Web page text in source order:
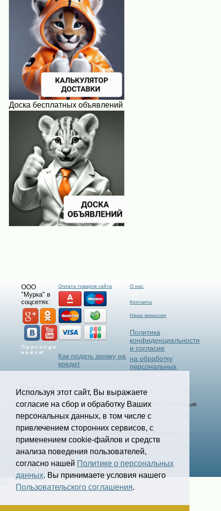
Используя этот сайт, Вы выражаете
согласие на сбор и обработку Ваших
персональных данных, в том числе с
привлечением сторонних сервисов, с
применением cookie-файлов и средств
анализа поведения пользователей,
согласно нашей Политике о персональных
данных. Вы принимаете условия нашего
Пользовательского соглашения.
Доска бесплатных объявлений
ООО
"Мурка" в
соцсетях:
П р и с о е д и
н я й с я!
Оплата товаров сайта
Как подать заявку на
кредит
О нас
Контакты
Наши вакансии
Политика
конфиденциальности
и согласие
на обработку
персональных
2432
Страница
8321
Select Language▼
Станки и Спецтехника России, мировые
2006-2025 © ООО "Мурка".
Все права защищены.Не является
офертой.
Создание и продвижение сайта
kononov.studio